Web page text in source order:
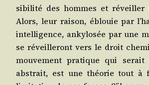
si­bi­li­té des hommes et réveiller
Alors, leur rai­son, éblouie par
intel­li­gence, anky­lo­sée par une
se réveille­ront vers le droit
mou­ve­ment pra­tique qui serait
abs­trait, est une théo­rie tout à